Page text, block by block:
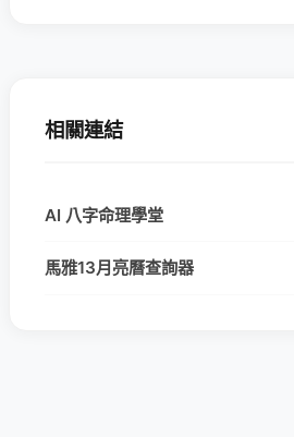
相關連結
AI 八字命理學堂
馬雅13月亮曆查詢器